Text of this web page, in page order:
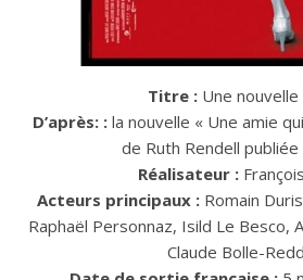
Titre : Une nouvelle
D’après: : la nouvelle « Une amie
de Ruth Rendell
Réalisateur :
Acteurs principaux : Romain
Raphaël Personnaz, Isild Le Besco,
Claude Bolle-